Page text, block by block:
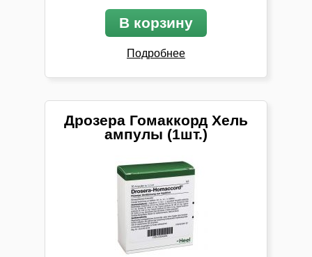
В корзину
Подробнее
Дрозера Гомаккорд Хель
ампулы (1шт.)